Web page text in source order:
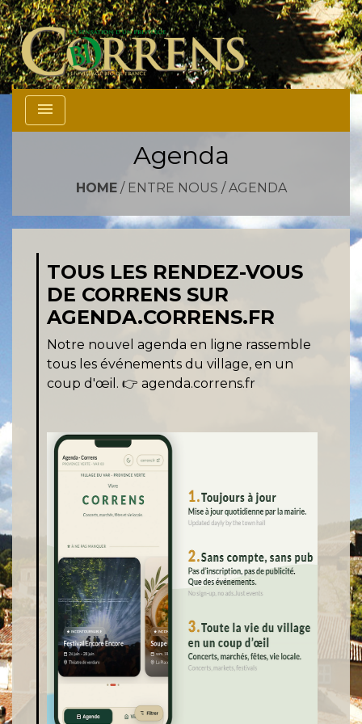
menu
Agenda
HOME/ ENTRE NOUS /AGENDA
TOUS LES RENDEZ-VOUS
DE CORRENS SUR
AGENDA.CORRENS.FR
Notre nouvel agenda en ligne rassemble
tous les événements du village, en un
coup d'œil. 👉 agenda.correns.fr